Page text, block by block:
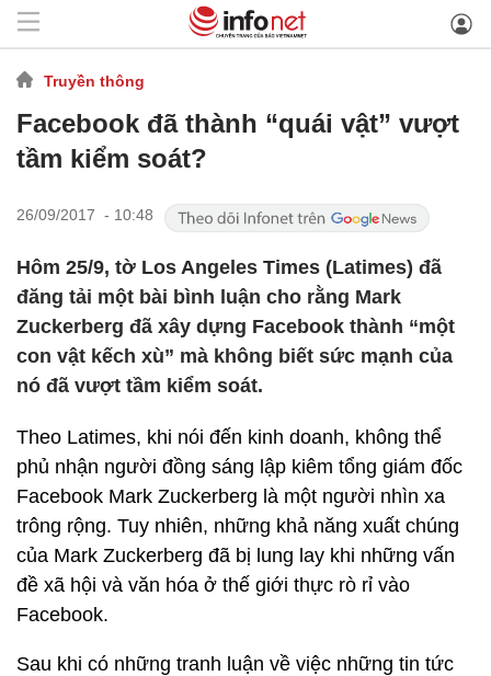
Truyền thông
Facebook đã thành “quái vật” vượt
tầm kiểm soát?
26/09/2017 - 10:48
Hôm 25/9, tờ Los Angeles Times (Latimes) đã
đăng tải một bài bình luận cho rằng Mark
Zuckerberg đã xây dựng Facebook thành “một
con vật kếch xù” mà không biết sức mạnh của
nó đã vượt tầm kiểm soát.
Theo Latimes, khi nói đến kinh doanh, không thể
phủ nhận người đồng sáng lập kiêm tổng giám đốc
Facebook Mark Zuckerberg là một người nhìn xa
trông rộng. Tuy nhiên, những khả năng xuất chúng
của Mark Zuckerberg đã bị lung lay khi những vấn
đề xã hội và văn hóa ở thế giới thực rò rỉ vào
Facebook.
Sau khi có những tranh luận về việc những tin tức